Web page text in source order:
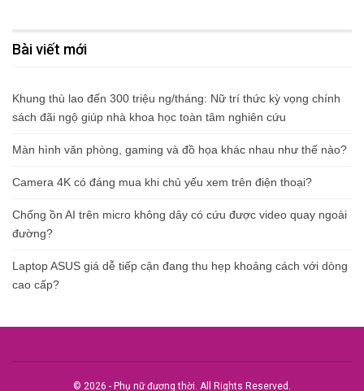
Bài viết mới
Khung thù lao đến 300 triệu ng/tháng: Nữ trí thức kỳ vọng chính
sách đãi ngộ giúp nhà khoa học toàn tâm nghiên cứu
Màn hình văn phòng, gaming và đồ họa khác nhau như thế nào?
Camera 4K có đáng mua khi chủ yếu xem trên điện thoại?
Chống ồn AI trên micro không dây có cứu được video quay ngoài
đường?
Laptop ASUS giá dễ tiếp cận đang thu hẹp khoảng cách với dòng
cao cấp?
© 2026 - Phụ nữ đương thời. All Rights Reserved.